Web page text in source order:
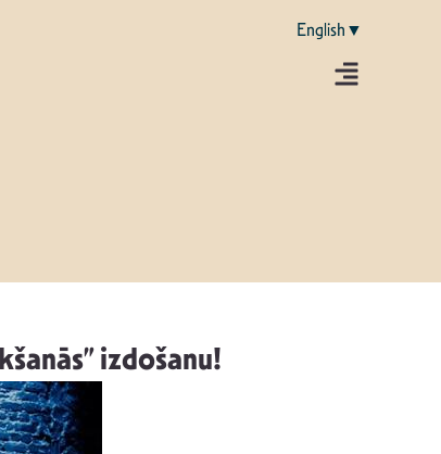
English▼
izdošanu!